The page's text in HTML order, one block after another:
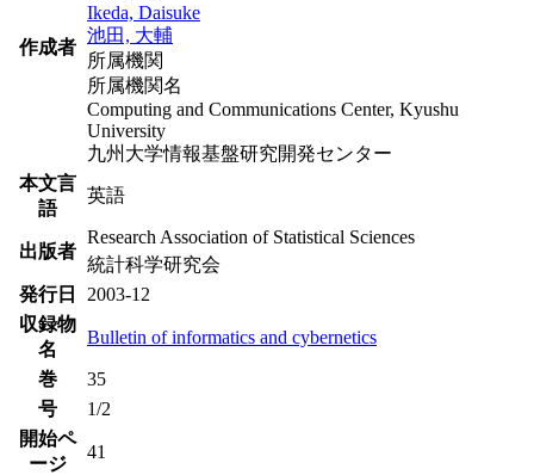
作成者
Ikeda, Daisuke
池田, 大輔
所属機関
所属機関名
Computing and Communications Center, Kyushu
University
九州大学情報基盤研究開発センター
本文言
語
英語
出版者
Research Association of Statistical Sciences
統計科学研究会
発行日
2003-12
収録物
名
Bulletin of informatics and cybernetics
巻
35
号
1/2
開始ペ
ージ
41